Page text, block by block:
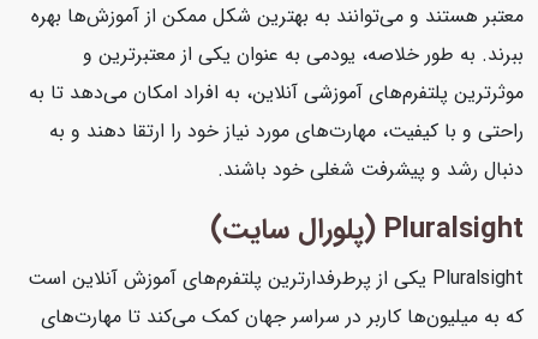
معتبر هستند و می‌توانند به بهترین شکل ممکن از آموزش‌ها بهره
ببرند. به طور خلاصه، یودمی به عنوان یکی از معتبرترین و
موثرترین پلتفرم‌های آموزشی آنلاین، به افراد امکان می‌دهد تا به
راحتی و با کیفیت، مهارت‌های مورد نیاز خود را ارتقا دهند و به
دنبال رشد و پیشرفت شغلی خود باشند.
Pluralsight (پلورال سایت)
Pluralsight یکی از پرطرفدارترین پلتفرم‌های آموزش آنلاین است
که به میلیون‌ها کاربر در سراسر جهان کمک می‌کند تا مهارت‌های